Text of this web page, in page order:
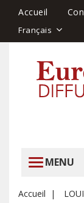
Accueil
Français
MENU
Accueil